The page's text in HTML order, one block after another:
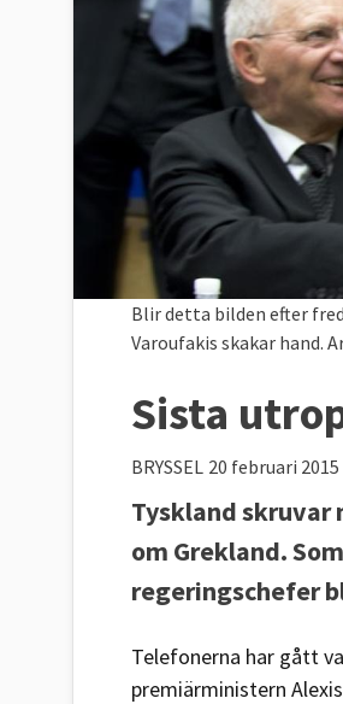
Blir detta bilden efter
Varoufakis skakar hand.
Sista
BRYSSEL 20 februari 2015
Tyskland
om Grekland.
regeringschefer
Telefonerna har gått
premiärministern